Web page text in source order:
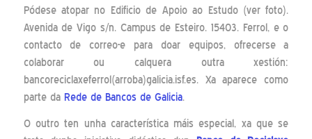
Pódese atopar no Edificio de Apoio ao Estudo (ver foto).
Avenida de Vigo s/n. Campus de Esteiro. 15403. Ferrol, e o
contacto de correo-e para doar equipos, ofrecerse a
colaborar ou calquera outra xestión:
bancoreciclaxeferrol(arroba)galicia.isf.es. Xa aparece como
parte da Rede de Bancos de Galicia.
O outro ten unha característica máis especial, xa que se